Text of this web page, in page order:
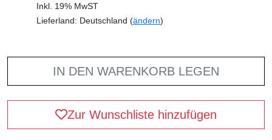
Inkl. 19% MwST
Lieferland: Deutschland (ändern)
IN DEN WARENKORB LEGEN
Zur Wunschliste hinzufügen